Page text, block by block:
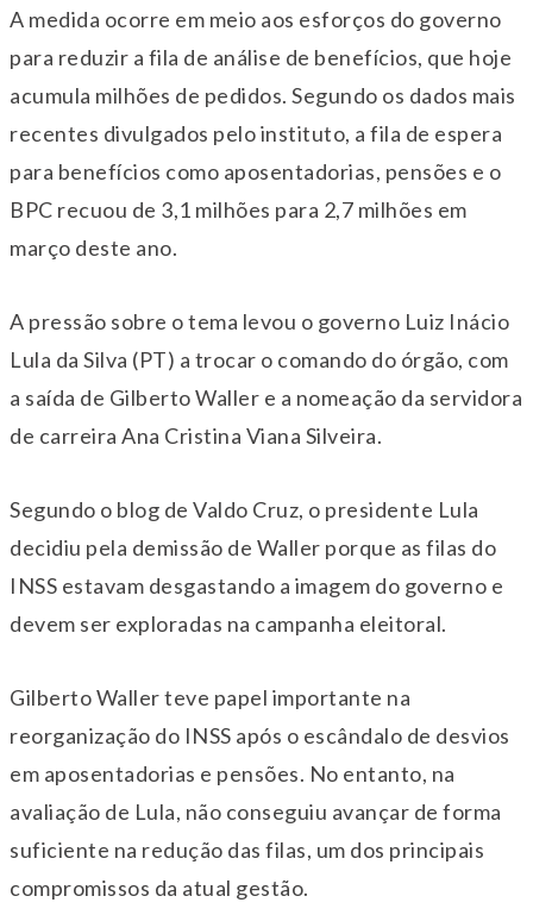
A medida ocorre em meio aos esforços do governo
para reduzir a fila de análise de benefícios, que hoje
acumula milhões de pedidos. Segundo os dados mais
recentes divulgados pelo instituto, a fila de espera
para benefícios como aposentadorias, pensões e o
BPC recuou de 3,1 milhões para 2,7 milhões em
março deste ano.
A pressão sobre o tema levou o governo Luiz Inácio
Lula da Silva (PT) a trocar o comando do órgão, com
a saída de Gilberto Waller e a nomeação da servidora
de carreira Ana Cristina Viana Silveira.
Segundo o blog de Valdo Cruz, o presidente Lula
decidiu pela demissão de Waller porque as filas do
INSS estavam desgastando a imagem do governo e
devem ser exploradas na campanha eleitoral.
Gilberto Waller teve papel importante na
reorganização do INSS após o escândalo de desvios
em aposentadorias e pensões. No entanto, na
avaliação de Lula, não conseguiu avançar de forma
suficiente na redução das filas, um dos principais
compromissos da atual gestão.